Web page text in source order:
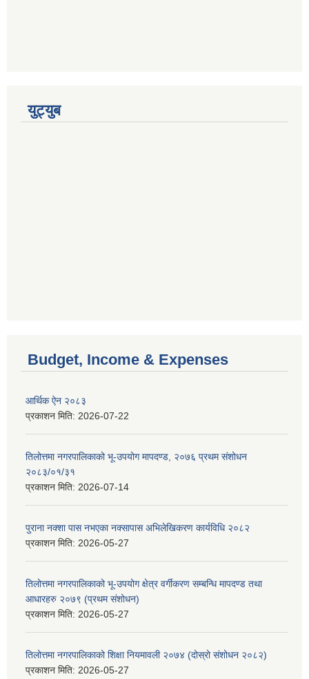
युट्युब
Budget, Income & Expenses
आर्थिक ऐन २०८३
प्रकाशन मिति: 2026-07-22
तिलोत्तमा नगरपालिकाको भू-उपयोग मापदण्ड, २०७६ प्रथम संशोधन
२०८३/०१/३१
प्रकाशन मिति: 2026-07-14
पुराना नक्शा पास नभएका नक्सापास अभिलेखिकरण कार्यविधि २०८२
प्रकाशन मिति: 2026-05-27
तिलोत्तमा नगरपालिकाको भू-उपयोग क्षेत्र वर्गीकरण सम्बन्धि मापदण्ड तथा
आधारहरु २०७९ (प्रथम संशोधन)
प्रकाशन मिति: 2026-05-27
तिलोत्तमा नगरपालिकाको शिक्षा नियमावली २०७४ (दोस्रो संशोधन २०८२)
प्रकाशन मिति: 2026-05-27